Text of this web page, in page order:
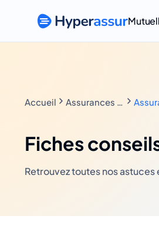
Accueil
Fiches
Retrouvez toutes nos astuces